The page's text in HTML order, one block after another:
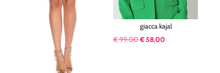
giacca kajal
€99.00Il
€58.00